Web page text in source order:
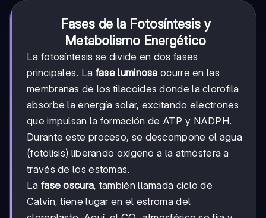
Fases de la Fotosíntesis y
Metabolismo Energético
La fotosíntesis se divide en dos fases
principales. La fase luminosa ocurre en las
membranas de los tilacoides donde la clorofila
absorbe la energía solar, excitando electrones
que impulsan la formación de ATP y NADPH.
Durante este proceso, se descompone el agua
(fotólisis) liberando oxígeno a la atmósfera a
través de los estomas.
La fase oscura, también llamada ciclo de
Calvin, tiene lugar en el estroma del